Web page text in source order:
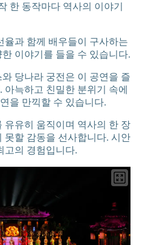
한 동작마다 역사의 이야기
율과 함께 배우들이 구사하는
이야기를 들을 수 있습니다.
당나라 궁전은 이 공연을 즐
늑하고 친밀한 분위기 속에
을 만끽할 수 있습니다.
유유히 움직이며 역사의 한 장
못할 감동을 선사합니다. 시안
고의 경험입니다.